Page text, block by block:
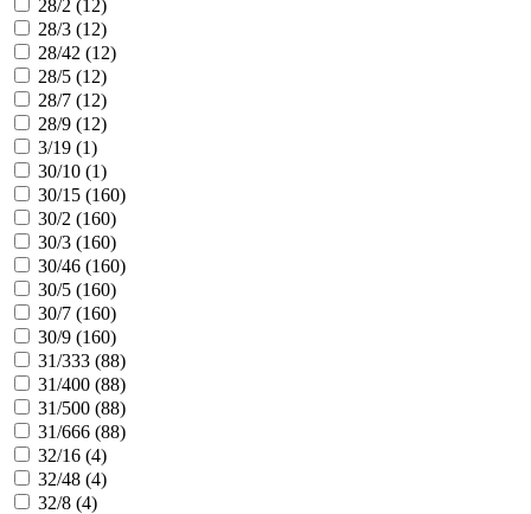
28/2 (12)
28/3 (12)
28/42 (12)
28/5 (12)
28/7 (12)
28/9 (12)
3/19 (1)
30/10 (1)
30/15 (160)
30/2 (160)
30/3 (160)
30/46 (160)
30/5 (160)
30/7 (160)
30/9 (160)
31/333 (88)
31/400 (88)
31/500 (88)
31/666 (88)
32/16 (4)
32/48 (4)
32/8 (4)